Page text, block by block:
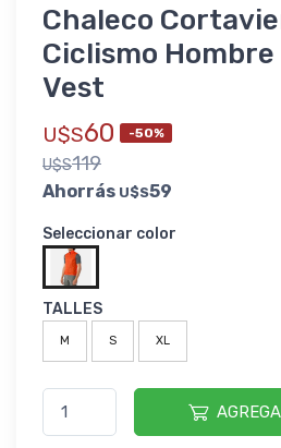
Chaleco
Ciclismo Hombre
Vest
U$S60 -50%
U$S119
Ahorrás U$S59
Seleccionar color
TALLES
M S XL